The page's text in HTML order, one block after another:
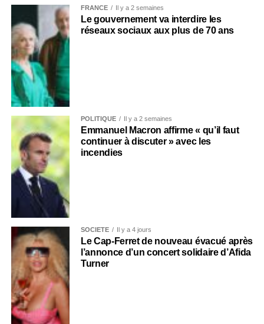
FRANCE Il y a 2 semaines
Le gouvernement va interdire les
réseaux sociaux aux plus de 70 ans
POLITIQUE Il y a 2 semaines
Emmanuel Macron affirme « qu’il faut
continuer à discuter » avec les
incendies
SOCIÉTÉ Il y a 4 jours
Le Cap-Ferret de nouveau évacué après
l’annonce d’un concert solidaire d’Afida
Turner